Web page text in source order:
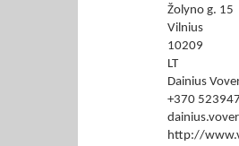
Žolyno g. 15
Vilnius
10209
LT
Dainius
+370
http://